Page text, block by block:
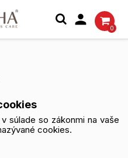

0
súlade so zákonmi na vaše
cookies.